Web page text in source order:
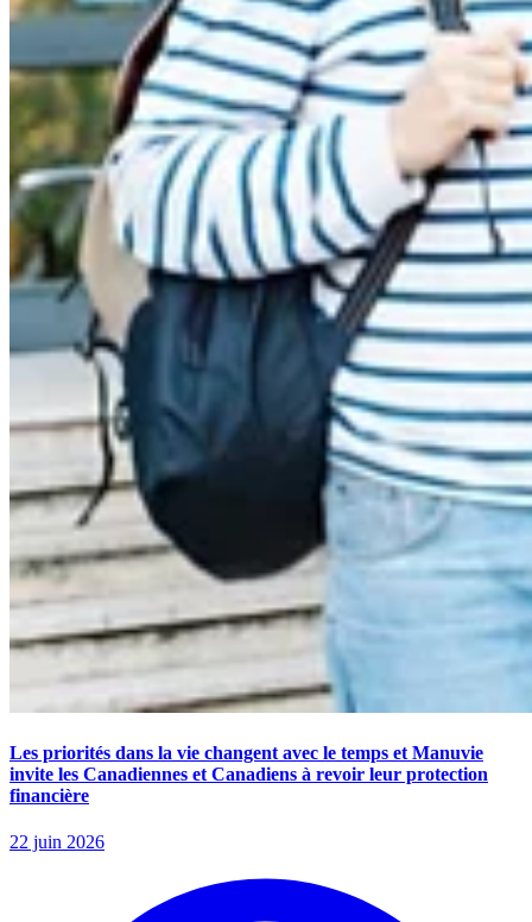
Les priorités dans la vie changent avec le temps et Manuvie
invite les Canadiennes et Canadiens à revoir leur protection
financière
22 juin 2026